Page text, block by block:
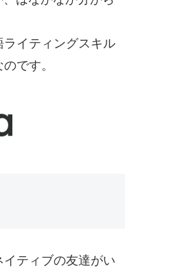
イティングスキル
です。
ティブの友達がい